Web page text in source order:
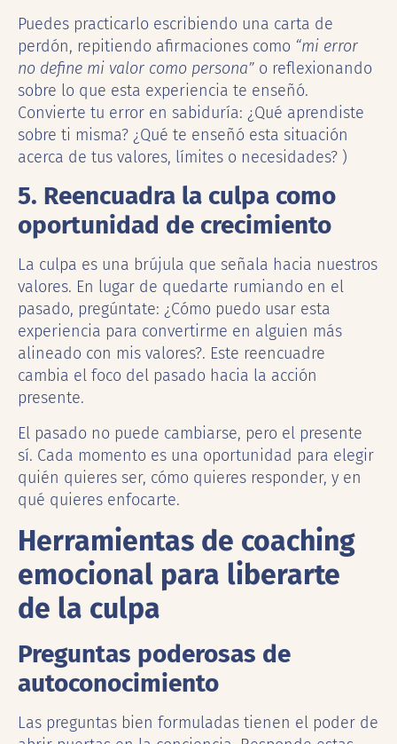
Puedes practicarlo escribiendo una carta de
perdón, repitiendo afirmaciones como “mi error
no define mi valor como persona” o reflexionando
sobre lo que esta experiencia te enseñó.
Convierte tu error en sabiduría: ¿Qué aprendiste
sobre ti misma? ¿Qué te enseñó esta situación
acerca de tus valores, límites o necesidades? )
5. Reencuadra la culpa como
oportunidad de crecimiento
La culpa es una brújula que señala hacia nuestros
valores. En lugar de quedarte rumiando en el
pasado, pregúntate: ¿Cómo puedo usar esta
experiencia para convertirme en alguien más
alineado con mis valores?. Este reencuadre
cambia el foco del pasado hacia la acción
presente.
El pasado no puede cambiarse, pero el presente
sí. Cada momento es una oportunidad para elegir
quién quieres ser, cómo quieres responder, y en
qué quieres enfocarte.
Herramientas de coaching
emocional para liberarte
de la culpa
Preguntas poderosas de
autoconocimiento
Las preguntas bien formuladas tienen el poder de